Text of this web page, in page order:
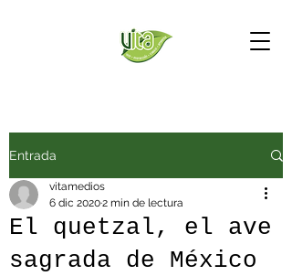
Entrada
El quetzal, el ave
sagrada de México
vitamedios
6 dic 20202 min de lectura